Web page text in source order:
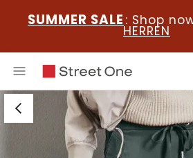
SUMMER SALE : Shop
HERREN